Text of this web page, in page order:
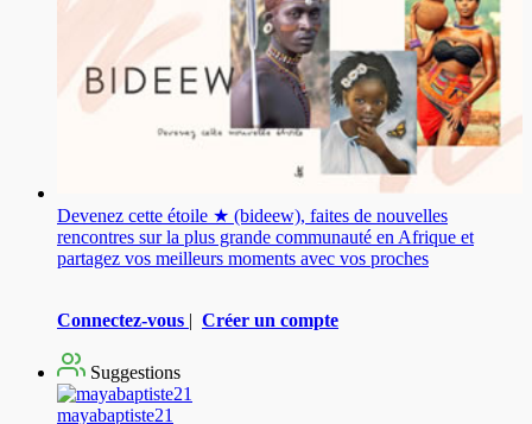
Devenez cette étoile ★ (bideew), faites de nouvelles
rencontres sur la plus grande communauté en Afrique et
partagez vos meilleurs moments avec vos proches
Connectez-vous | Créer un compte
Suggestions
mayabaptiste21